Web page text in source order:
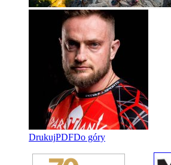
DrukujPDFDo góry